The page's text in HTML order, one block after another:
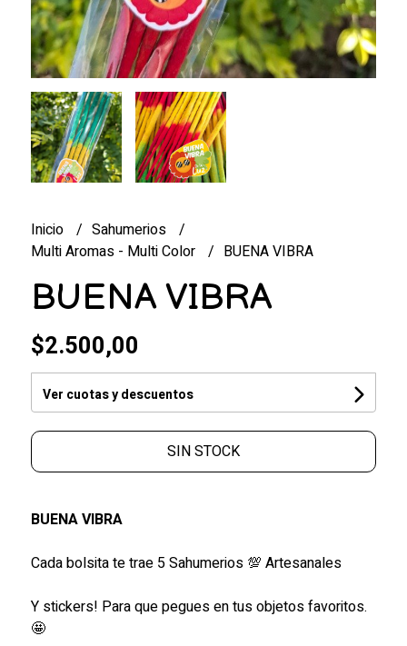
Inicio
Sahumerios
Multi Aromas - Multi Color
BUENA VIBRA
BUENA VIBRA
$2.500,00
Ver cuotas y descuentos
SIN STOCK
BUENA VIBRA
Cada bolsita te trae 5 Sahumerios 💯 Artesanales
Y stickers! Para que pegues en tus objetos favoritos.
🤩